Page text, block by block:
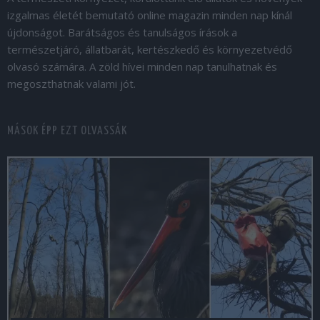
izgalmas életét bemutató online magazin minden nap kínál
újdonságot. Barátságos és tanulságos írások a
természetjáró, állatbarát, kertészkedő és környezetvédő
olvasó számára. A zöld hívei minden nap tanulhatnak és
megoszthatnak valami jót.
MÁSOK ÉPP EZT OLVASSÁK